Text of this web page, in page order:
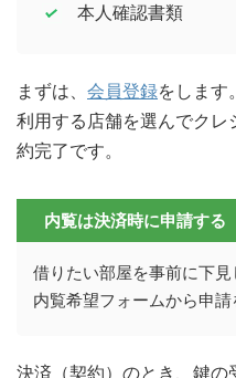
本人確認書類
まずは、 会員登録をします。
利用する店舗を選んでク
約完了です。
内覧は決済時に申請する
借りたい部屋を事前に下
内覧希望フォームから申請
決済（契約）のとき、鍵の